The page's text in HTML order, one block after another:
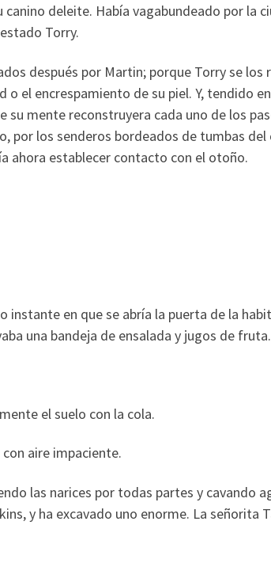
deleite. Había vagabundeado por la
Torry.
después por Martin; porque Torry se los
el encrespamiento de su piel. Y, tendido
su mente reconstruyera cada uno de los
por los senderos bordeados de tumbas
ahora establecer contacto con el otoño.
instante en que se abría la puerta de la
una bandeja de ensalada y jugos de fruta.
el suelo con la cola.
aire impaciente.
las narices por todas partes y cavando
y ha excavado uno enorme. La señorita